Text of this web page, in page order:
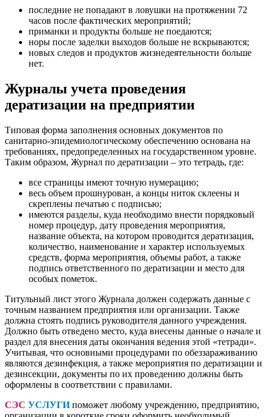
последние не попадают в ловушки на протяжении 72
часов после фактических мероприятий;
приманки и продукты больше не поедаются;
норы после заделки выходов больше не вскрываются;
новых следов и продуктов жизнедеятельности больше
нет.
Журналы учета проведения
дератизации на предприятии
Типовая форма заполнения основных документов по
санитарно-эпидемиологическому обеспечению основана на
требованиях, предопределенных на государственном уровне.
Таким образом, Журнал по дератизации – это тетрадь, где:
все страницы имеют точную нумерацию;
весь объем прошнурован, а концы ниток склеены и
скреплены печатью с подписью;
имеются разделы, куда необходимо внести порядковый
номер процедур, дату проведения мероприятия,
название объекта, на котором проводится дератизация,
количество, наименование и характер используемых
средств, форма мероприятия, объемы работ, а также
подпись ответственного по дератизации и место для
особых пометок.
Титульный лист этого Журнала должен содержать данные с
точным названием предприятия или организации. Также
должна стоять подпись руководителя данного учреждения.
Должно быть отведено место, куда внесены данные о начале и
раздел для внесения даты окончания ведения этой «тетради».
Учитывая, что основными процедурами по обеззараживанию
являются дезинфекция, а также мероприятия по дератизации и
дезинсекции, документы по их проведению должны быть
оформлены в соответствии с правилами.
СЭС УСЛУГИпоможет любому учреждению, предприятию,